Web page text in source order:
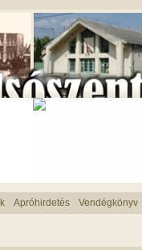
Apróhirdetés Vendégkönyv